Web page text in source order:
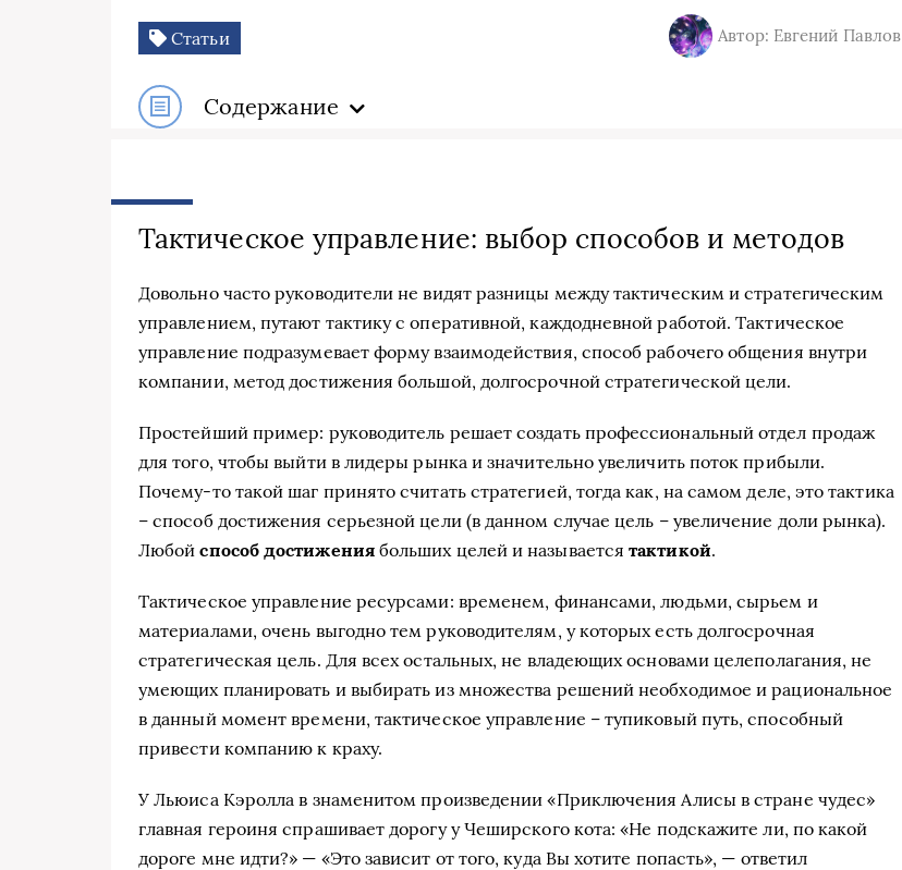
Статьи Автор: Евгений Павлов
Содержание
Тактическое управление: выбор способов и методов
Довольно часто руководители не видят разницы между тактическим и стратегическим
управлением, путают тактику с оперативной, каждодневной работой. Тактическое
управление подразумевает форму взаимодействия, способ рабочего общения внутри
компании, метод достижения большой, долгосрочной стратегической цели.
Простейший пример: руководитель решает создать профессиональный отдел продаж
для того, чтобы выйти в лидеры рынка и значительно увеличить поток прибыли.
Почему-то такой шаг принято считать стратегией, тогда как, на самом деле, это тактика
– способ достижения серьезной цели (в данном случае цель – увеличение доли рынка).
Любойспособ достижениябольших целей и называетсятактикой.
Тактическое управление ресурсами: временем, финансами, людьми, сырьем и
материалами, очень выгодно тем руководителям, у которых есть долгосрочная
стратегическая цель. Для всех остальных, не владеющих основами целеполагания, не
умеющих планировать и выбирать из множества решений необходимое и рациональное
в данный момент времени, тактическое управление – тупиковый путь, способный
привести компанию к краху.
У Льюиса Кэролла в знаменитом произведении «Приключения Алисы в стране чудес»
главная героиня спрашивает дорогу у Чеширского кота: «Не подскажите ли, по какой
дороге мне идти?» — «Это зависит от того, куда Вы хотите попасть», — ответил